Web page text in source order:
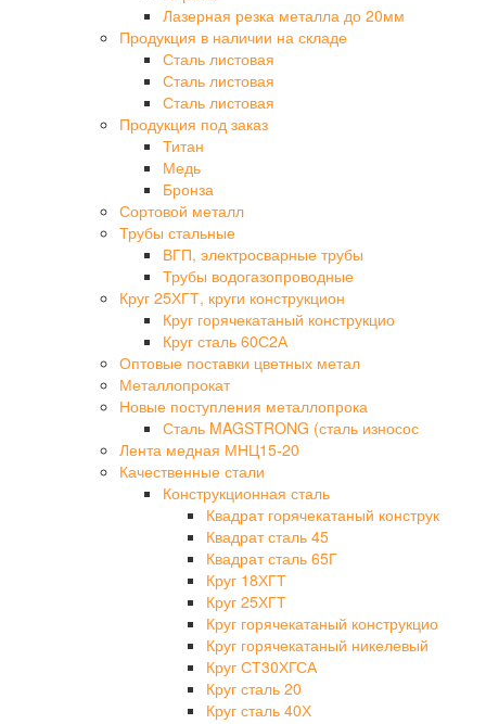
Лазерная резка металла до 20мм
Продукция в наличии на складе
Сталь листовая
Сталь листовая
Сталь листовая
Продукция под заказ
Титан
Медь
Бронза
Сортовой металл
Трубы стальные
ВГП, электросварные трубы
Трубы водогазопроводные
Круг 25ХГТ, круги конструкцион
Круг горячекатаный конструкцио
Круг сталь 60С2А
Оптовые поставки цветных метал
Металлопрокат
Новые поступления металлопрока
Сталь MAGSTRONG (сталь износос
Лента медная МНЦ15-20
Качественные стали
Конструкционная сталь
Квадрат горячекатаный конструк
Квадрат сталь 45
Квадрат сталь 65Г
Круг 18ХГТ
Круг 25ХГТ
Круг горячекатаный конструкцио
Круг горячекатаный никелевый
Круг СТ30ХГСА
Круг сталь 20
Круг сталь 40Х